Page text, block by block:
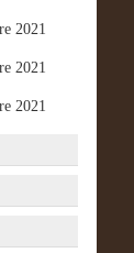
2021
2021
2021